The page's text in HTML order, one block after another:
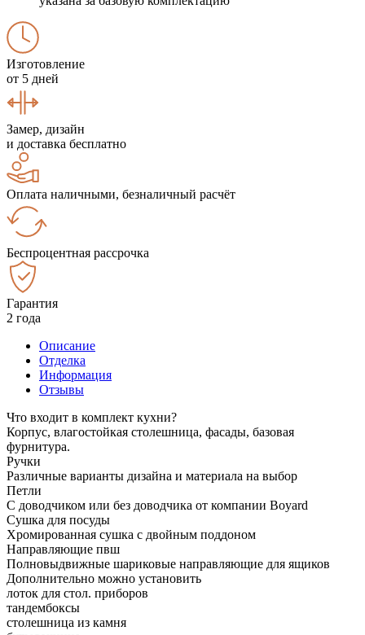
Изготовление
от 5 дней
Замер, дизайн
и доставка бесплатно
Оплата наличными, безналичный расчёт
Беспроцентная рассрочка
Гарантия
2 года
Описание
Отделка
Информация
Отзывы
Что входит в комплект кухни?
Корпус, влагостойкая столешница, фасады, базовая
фурнитура.
Ручки
Различные варианты дизайна и материала на выбор
Петли
С доводчиком или без доводчика от компании Boyard
Сушка для посуды
Хромированная сушка с двойным поддоном
Направляющие пвш
Полновыдвижные шариковые направляющие для ящиков
Дополнительно можно установить
лоток для стол. приборов
тандембоксы
столешница из камня